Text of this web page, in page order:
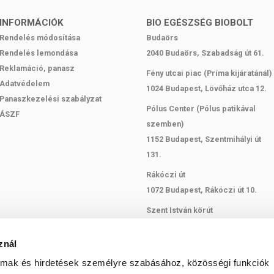
és hirdetések személyre szabásához, közösségi funkciók
előtt vagy alatt jól jönne egy szelet hozzáadott cukor nélkül.
egy másik Zero Bar protein szelet!
fehérje a szervezetünk fontos építőeleme, az aminosavakból
fenntartásához és növekedéséhez. Nagyobb a
ha az izomtömegünket szeretnénk növelni, ha
INFORMÁCIÓK
Rendelés módosítása
Rendelés lemondása
Reklamáció, panasz
Adatvédelem
Panaszkezelési szabályzat
ÁSZF
BIO EGÉSZSÉG BIOBOLT
Budaörs
2040 Budaörs, Szabadság út 61.
Fény utcai piac (Príma kijáratánál)
1024 Budapest, Lövőház utca 12.
Pólus Center (Pólus patikával
szemben)
1152 Budapest, Szentmihályi út
131.
Rákóczi út
1072 Budapest, Rákóczi út 10.
Szent István körút
Bartók Béla